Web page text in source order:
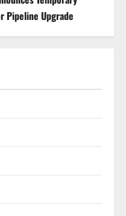
Pipeline Upgrade